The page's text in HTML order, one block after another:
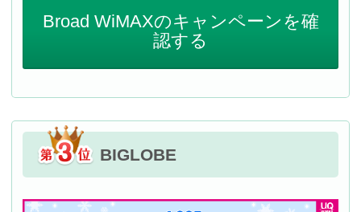
Broad WiMAXのキャンペーンを確
認する
BIGLOBE